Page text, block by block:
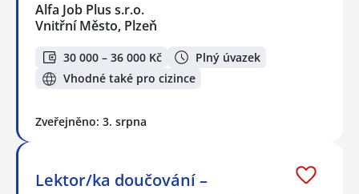
Alfa Job Plus s.r.o.
Vnitřní Město, Plzeň
30 000 – 36 000 Kč
Plný úvazek
Vhodné také pro cizince
Zveřejněno: 3. srpna
Lektor/ka doučování –